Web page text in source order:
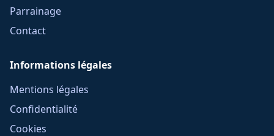
Parrainage
Contact
Informations légales
Mentions légales
Confidentialité
Cookies